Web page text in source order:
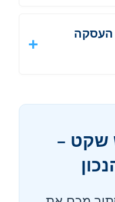
העסקה
שקט –